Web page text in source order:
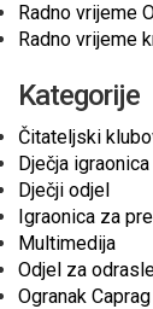
Radno vrijeme
Radno vrijeme
Kategorije
Čitateljski
Dječja
Dječji odjel
Igraonica za
Multimedija
Odjel za
Ogranak Caprag